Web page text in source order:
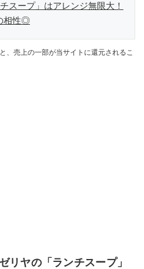
スープ」はアレンジ無限大！
相性◎
、売上の一部が当サイトに還元されるこ
リヤの「ランチスープ」